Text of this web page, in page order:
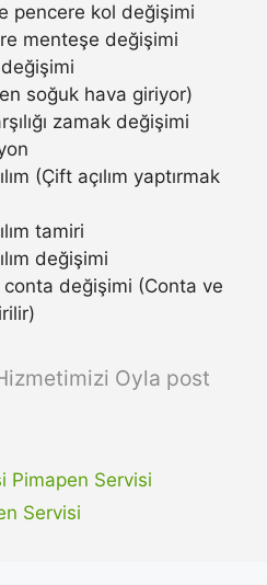
pencere kol değişimi
menteşe değişimi
soğuk hava giriyor)
zamak değişimi
(Çift açılım yaptırmak
tamiri
değişimi
değişimi (Conta ve
Oyla post
Pimapen Servisi
Servisi